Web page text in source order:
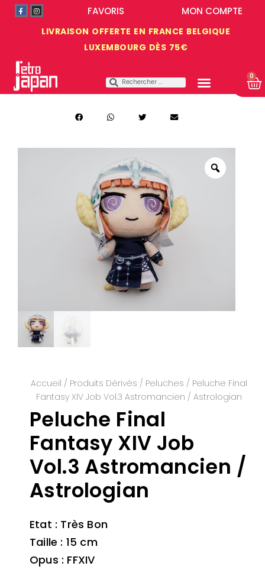
LIVRAISON OFFERTE EN FRANCE BELGIQUE
LUXEMBOURG DÈS 75€
MON COMPTE
FAVORIS
0
Accueil / Produits Dérivés / Peluches / Peluche Final
Fantasy XIV Job Vol.3 Astromancien / Astrologian
Peluche Final
Fantasy XIV Job
Vol.3 Astromancien /
Astrologian
Etat : Très Bon
Taille : 15 cm
Opus : FFXIV